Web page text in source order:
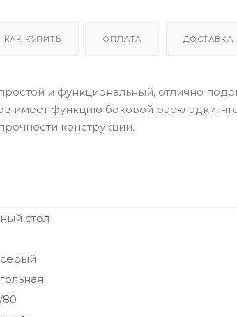
КАК КУПИТЬ ОПЛАТА ДОСТАВКА
и функциональный, отлично
имеет функцию боковой раскладки,
конструкции.
стол
80